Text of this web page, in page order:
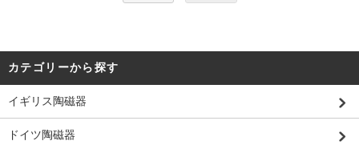
カテゴリーから探す
イギリス陶磁器
ドイツ陶磁器